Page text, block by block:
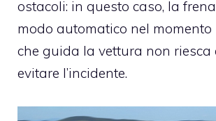
ostacoli: in questo caso, la
modo automatico nel momento
che guida la vettura non riesca
evitare l’incidente.